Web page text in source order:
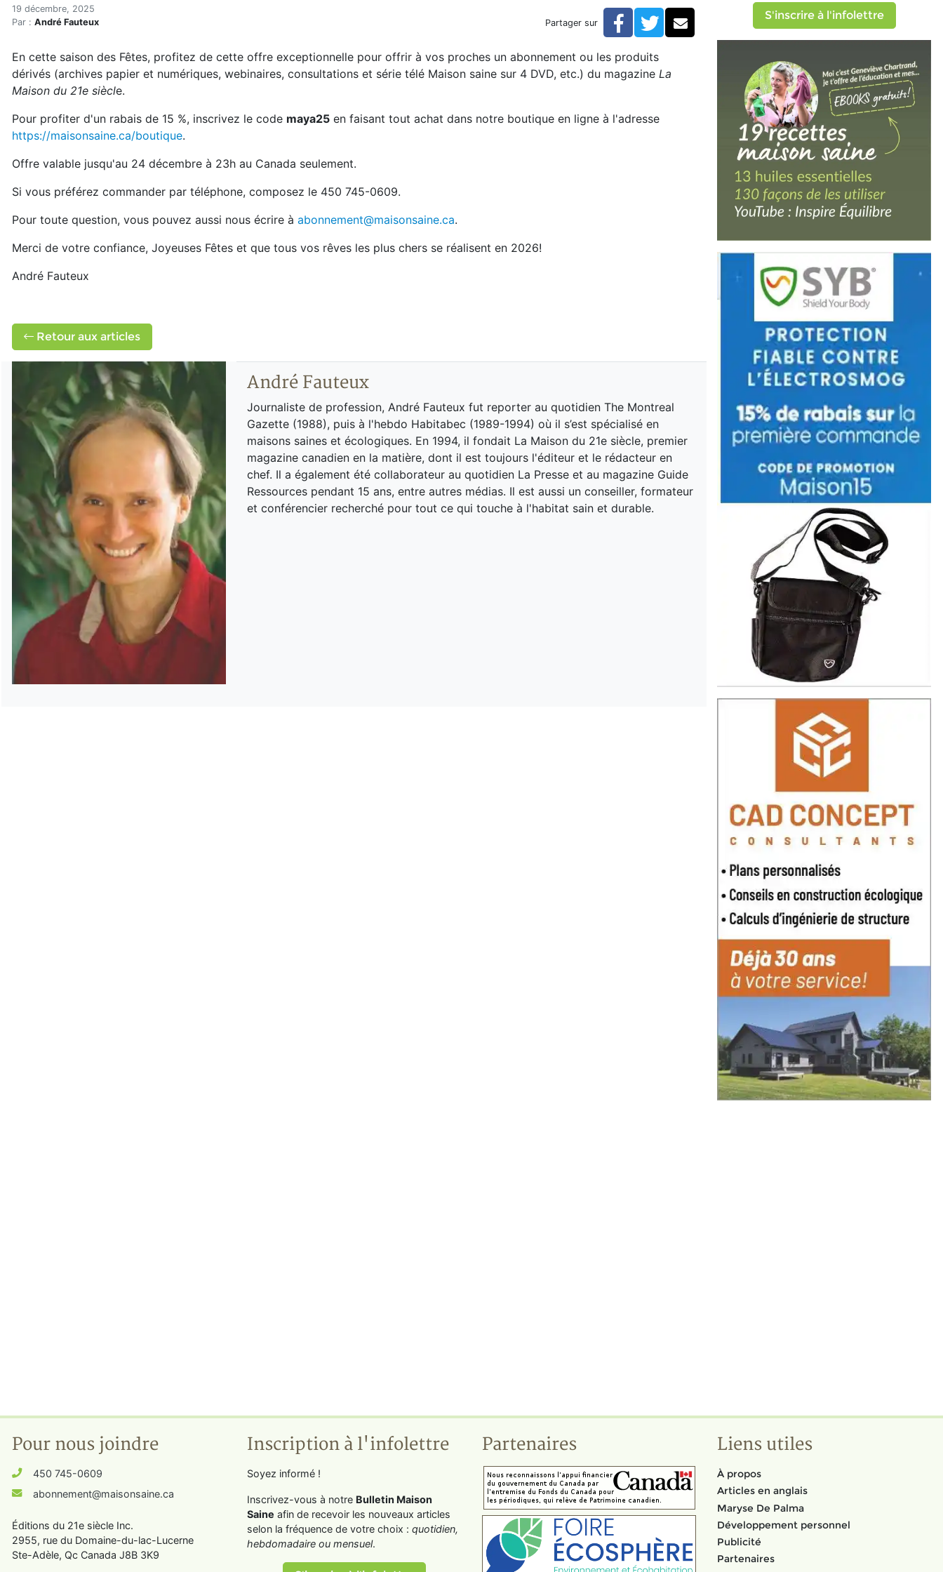
Accueil
Articles
Offrez La Maison du 21e siècle pour Noël!
Offrez La Maison du 21e siècle pour Noël!
19 décembre, 2025
Par : André Fauteux Partager sur Facebook
TwitterCourriel
En cette saison des Fêtes, profitez de cette offre exceptionnelle pour offrir à vos proches un abonnement ou les produits
dérivés (archives papier et numériques, webinaires, consultations et série télé Maison saine sur 4 DVD, etc.) du magazine La
Maison du 21e siècle.
Pour profiter d'un rabais de 15 %, inscrivez le code maya25 en faisant tout achat dans notre boutique en ligne à l'adresse
https://maisonsaine.ca/boutique.
Offre valable jusqu'au 24 décembre à 23h au Canada seulement.
Si vous préférez commander par téléphone, composez le 450 745-0609.
Pour toute question, vous pouvez aussi nous écrire à abonnement@maisonsaine.ca.
Merci de votre confiance, Joyeuses Fêtes et que tous vos rêves les plus chers se réalisent en 2026!
André Fauteux
Retour aux articles
André Fauteux
Journaliste de profession, André Fauteux fut reporter au quotidien The Montreal
Gazette (1988), puis à l'hebdo Habitabec (1989-1994) où il s’est spécialisé en
maisons saines et écologiques. En 1994, il fondait La Maison du 21e siècle, premier
magazine canadien en la matière, dont il est toujours l'éditeur et le rédacteur en
chef. Il a également été collaborateur au quotidien La Presse et au magazine Guide
Ressources pendant 15 ans, entre autres médias. Il est aussi un conseiller, formateur
et conférencier recherché pour tout ce qui touche à l'habitat sain et durable.
S'inscrire à l'infolettre
Pour nous joindre
450 745-0609
abonnement@maisonsaine.ca
Éditions du 21e siècle Inc.
2955, rue du Domaine-du-lac-Lucerne
Ste-Adèle, Qc Canada J8B 3K9
Inscription à l'infolettre
Soyez informé !
Inscrivez-vous à notre Bulletin Maison
Saine afin de recevoir les nouveaux articles
selon la fréquence de votre choix : quotidien,
hebdomadaire ou mensuel.
Partenaires Liens utiles
À propos
Articles en anglais
Maryse De Palma
Développement personnel
Publicité
Partenaires